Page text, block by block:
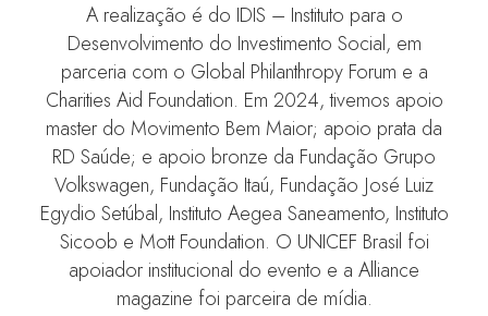
A realização é do IDIS – Instituto para o
Desenvolvimento do Investimento Social, em
parceria com o Global Philanthropy Forum e a
Charities Aid Foundation. Em 2024, tivemos apoio
master do Movimento Bem Maior; apoio prata da
RD Saúde; e apoio bronze da Fundação Grupo
Volkswagen, Fundação Itaú, Fundação José Luiz
Egydio Setúbal, Instituto Aegea Saneamento, Instituto
Sicoob e Mott Foundation. O UNICEF Brasil foi
apoiador institucional do evento e a Alliance
magazine foi parceira de mídia.